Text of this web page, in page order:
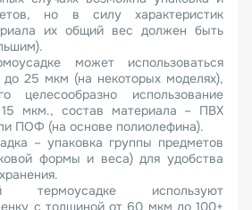
но в силу характеристик
их общий вес должен быть
может использоваться
25 мкм (на некоторых моделях),
использование
мкм., состав материала – ПВХ
ПОФ (на основе полиолефина).
– упаковка группы предметов
формы и веса) для удобства
термоусадке используют
с толщиной от 60 мкм до 100+